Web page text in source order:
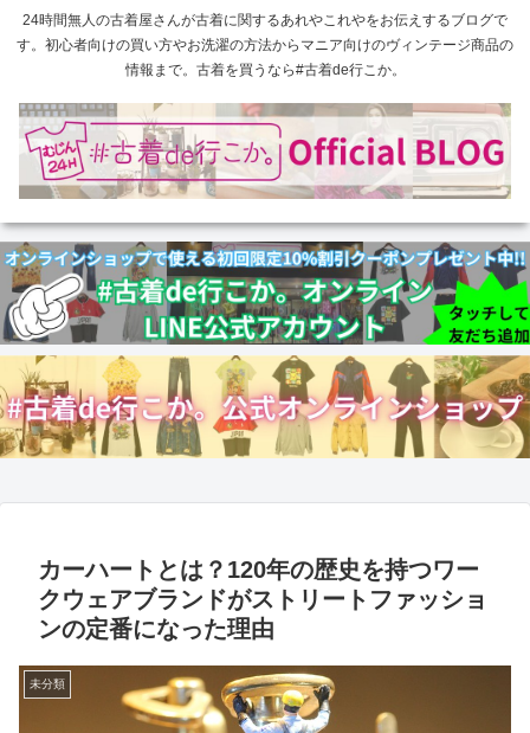
24時間無人の古着屋さんが古着に関するあれやこれやをお伝えするブログで
す。初心者向けの買い方やお洗濯の方法からマニア向けのヴィンテージ商品の
情報まで。古着を買うなら#古着de行こか。
カーハートとは？120年の歴史を持つワー
クウェアブランドがストリートファッショ
ンの定番になった理由
未分類